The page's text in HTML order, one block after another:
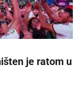
je ratom u